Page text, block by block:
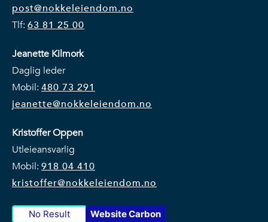
post@nokkeleiendom.no
Tlf: 63 81 25 00
Jeanette Kilmork
Daglig leder
Mobil: 480 73 291
jeanette@nokkeleiendom.no
Kristoffer Oppen
Utleieansvarlig
Mobil: 91 8 04 410
kristoffer@nokkeleiendom.no
No Result Website Carbon